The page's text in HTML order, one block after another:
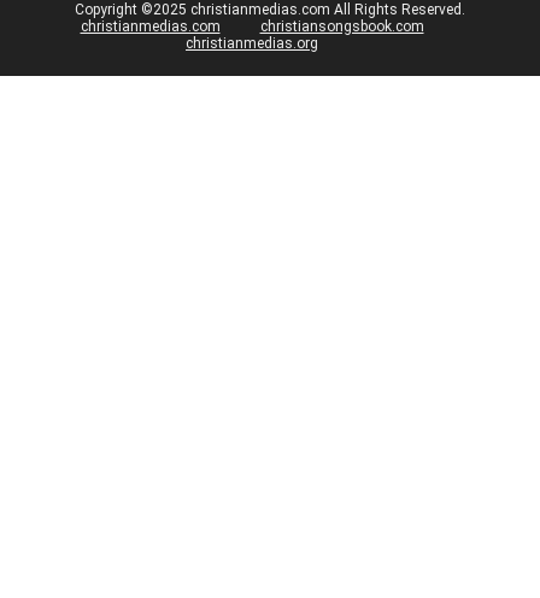
Copyright ©2025 christianmedias.com All Rights Reserved.
christianmedias.com
christiansongsbook.com
christianmedias.org